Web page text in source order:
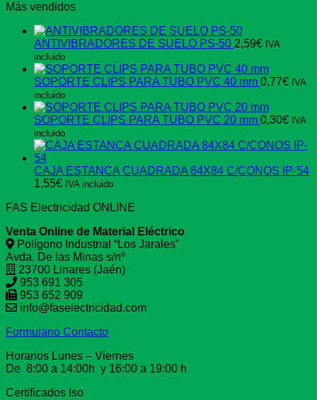
Más vendidos
ANTIVIBRADORES DE SUELO PS-50 2,59€ IVA
incluido
SOPORTE CLIPS PARA TUBO PVC 40 mm 0,77€ IVA
incluido
SOPORTE CLIPS PARA TUBO PVC 20 mm 0,30€ IVA
incluido
CAJA ESTANCA CUADRADA 84X84 C/CONOS IP-54
1,55€ IVA incluido
FAS Electricidad ONLINE
Venta Online de Material Eléctrico
Polígono Industrial “Los Jarales”
Avda. De las Minas s/nº
23700 Linares (Jaén)
953 691 305
953 652 909
info@faselectricidad.com
Formulario Contacto
Horarios Lunes – Viernes
De 8:00 a 14:00h y 16:00 a 19:00 h
Certificados Iso